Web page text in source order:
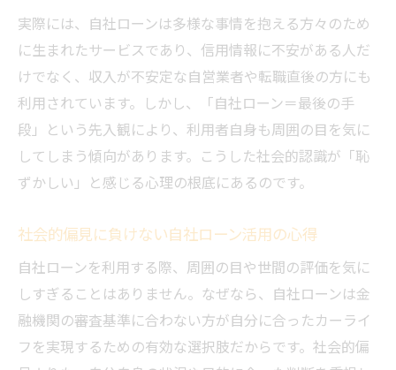
実際には、自社ローンは多様な事情を抱える方々のため
に生まれたサービスであり、信用情報に不安がある人だ
けでなく、収入が不安定な自営業者や転職直後の方にも
利用されています。しかし、「自社ローン＝最後の手
段」という先入観により、利用者自身も周囲の目を気に
してしまう傾向があります。こうした社会的認識が「恥
ずかしい」と感じる心理の根底にあるのです。
社会的偏見に負けない自社ローン活用の心得
自社ローンを利用する際、周囲の目や世間の評価を気に
しすぎることはありません。なぜなら、自社ローンは金
融機関の審査基準に合わない方が自分に合ったカーライ
フを実現するための有効な選択肢だからです。社会的偏